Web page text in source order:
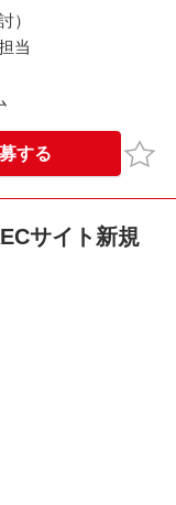
）
当
する お気
サイト新規